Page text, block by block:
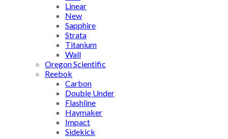
Linear
New
Sapphire
Strata
Titanium
Wall
Oregon Scientific
Reebok
Carbon
Double Under
Flashline
Haymaker
Impact
Sidekick